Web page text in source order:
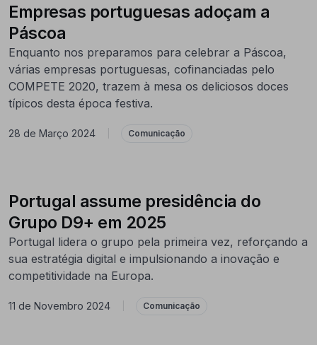
Empresas portuguesas adoçam a
Páscoa
Enquanto nos preparamos para celebrar a Páscoa,
várias empresas portuguesas, cofinanciadas pelo
COMPETE 2020, trazem à mesa os deliciosos doces
típicos desta época festiva.
28 de Março 2024 Comunicação
Portugal assume presidência do
Grupo D9+ em 2025
Portugal lidera o grupo pela primeira vez, reforçando a
sua estratégia digital e impulsionando a inovação e
competitividade na Europa.
11 de Novembro 2024 Comunicação